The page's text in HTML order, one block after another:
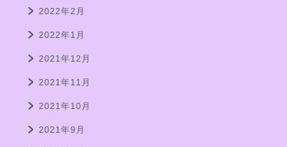
2022年2月
2022年1月
2021年12月
2021年11月
2021年10月
2021年9月